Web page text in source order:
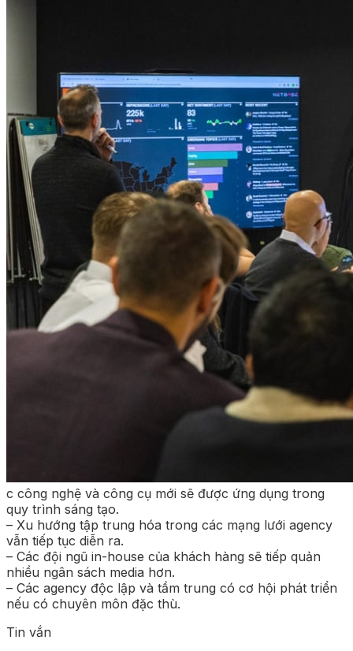
c công nghệ và công cụ mới sẽ được ứng dụng trong
quy trình sáng tạo.
– Xu hướng tập trung hóa trong các mạng lưới agency
vẫn tiếp tục diễn ra.
– Các đội ngũ in-house của khách hàng sẽ tiếp quản
nhiều ngân sách media hơn.
– Các agency độc lập và tầm trung có cơ hội phát triển
nếu có chuyên môn đặc thù.
Tin vắn